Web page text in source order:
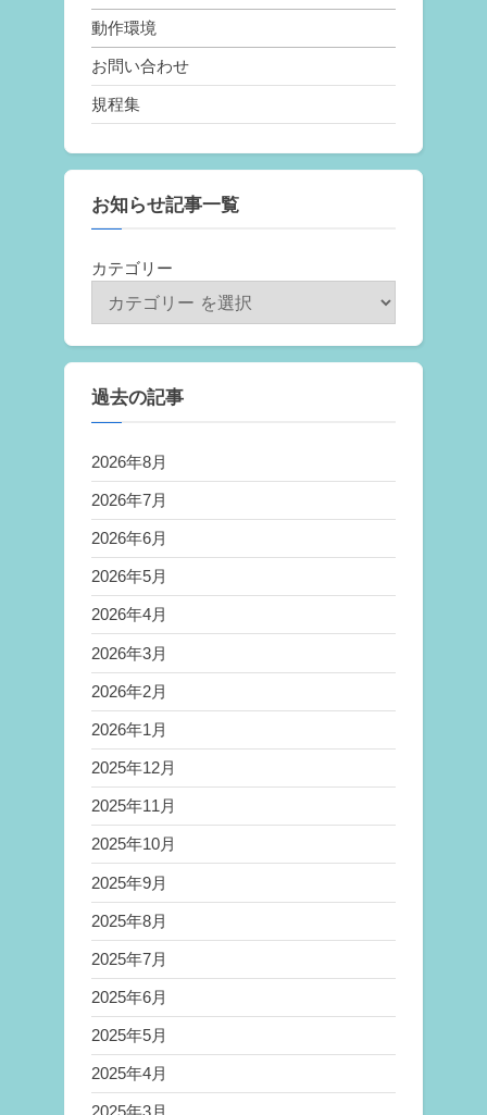
動作環境
お問い合わせ
規程集
お知らせ記事一覧
カテゴリー
過去の記事
2026年8月
2026年7月
2026年6月
2026年5月
2026年4月
2026年3月
2026年2月
2026年1月
2025年12月
2025年11月
2025年10月
2025年9月
2025年8月
2025年7月
2025年6月
2025年5月
2025年4月